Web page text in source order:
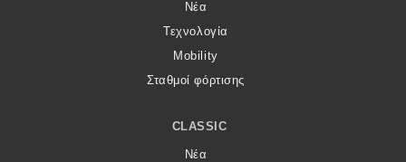
Νέα
Τεχνολογία
Mobility
Σταθμοί φόρτισης
CLASSIC
Νέα